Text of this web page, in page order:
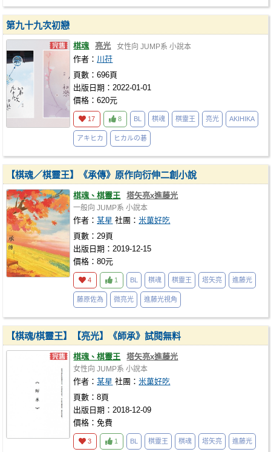
第九十九次初戀
棋魂 亮光 女性向 JUMP系 小說本
作者： 川苻
頁數：696頁
出版日期：2022-01-01
價格：620元
17 8 BL 棋魂 棋靈王 亮光 AKIHIKA
アキヒカ ヒカルの碁
【棋魂／棋靈王】《承傳》原作向衍伸二創小說
棋魂、棋靈王 塔矢亮x進藤光
一般向 JUMP系 小說本
作者：某星 社團：米菓好吃
頁數：29頁
出版日期：2019-12-15
價格：80元
4 1 BL 棋魂 棋靈王 塔矢亮 進藤光
藤原佐為 微亮光 進藤光視角
【棋魂/棋靈王】【亮光】《師承》試閱無料
棋魂、棋靈王 塔矢亮x進藤光
女性向 JUMP系 小說本
作者：某星 社團：米菓好吃
頁數：8頁
出版日期：2018-12-09
價格：免費
3 1 BL 棋靈王 棋魂 塔矢亮 進藤光